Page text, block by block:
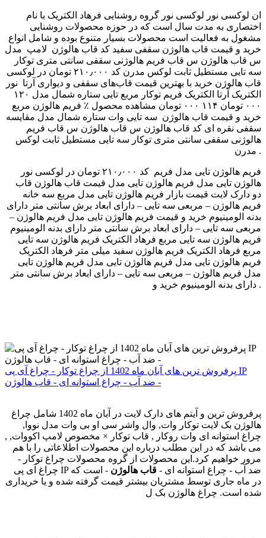
ان لوکسی نور لوکسی نور گروه روشنایی فرهاد الکتریک با نام
اختصاری به مدت سال است که در حوزه محصولات روشنایی
مشغول به فعالیت است محصولات بسیار متنوع بوده و شامل انواع
لامپ مدل ‎ خرید و قیمت قاب هالوژن سقفی سفید کد قاب هالوژن
س قاب هالوژن س قاب فریم هالوژنی سقفی سانتی متری توکار
سه تایی مستطیل ثابت لوکس مدرن کد ۲۱۰٫۰۰۰ تومان در لوکسی
نور ‎ قاب هالوژن خرید با بهترین قیمت قاب‌های سقفی و دیواری آرتا
الکتریک آرتا الکتریک فریم توکار مربع تایی ستاره شمال مدل ۱۲۰
۰۰۰ تومان ۱۱۴ ۰۰۰ تومان مشاهده محصول ٪ فریم هالوژن مربع
سه تایی وات ستاره شمال مدل مقایسه ‎ خرید و قیمت قاب هالوژن
سقفی نقره ای کد قاب هالوژن س قاب هالوژن س قاب فریم
هالوژنی سقفی سانتی متری توکار سه تایی مستطیل ثابت لوکس
مدرن .
کد ۲۱۰٫۰۰۰ تومان در لوکسی نور ‎ فریم هالوژن تایی مدل فریم
هالوژن تایی مدل فریم هالوژن تایی مدل قیمت قاب هالوژن قاب
دو دارک لایت قیمت بازار فریم هالوژن تایی مدل مربع سه خانه
فریم هالوژن – مربعی سه تایی – دارای ابعاد برش سانتی متر دارای
بدنه الومینیوم خرید و قیمت فریم هالوژن تایی مدل فریم هالوژن –
مربعی سه تایی – دارای ابعاد برش سانتی متر دارای بدنه الومینیوم
فریم هالوژن سه تایی مربع فرهاد الکتریک فریم هالوژن سه تایی
مربع فرهاد الکتریک فریم هالوژن سفید میلی متر فرهاد الکتریک
فریم هالوژن تایی مدل فریم هالوژن تایی مدل فریم هالوژن تایی
مدل فریم هالوژن – مربعی سه تایی – دارای ابعاد برش سانتی متر
دارای بدنه الومینیوم خرید و .
پرفروش ترین های آبان ماه 1402 از چراغ توکار - چراغ آی پی IP
ضد آب - چراغ استوانه ای - قاب هالوژن -
پرفروش ترین و آیتم های دارک لایت در آبان ماه 1402 شامل چراغ
هالوژن بک لایت توکار وات, وال واشر سی او بی وات مدل نووا,
چراغ استوانه ای وات روکار , قاب توکار × مخصوص لامپ اکووات, ,
می باشد که در این مطلب درباره این محصولات اطلاعاتی را با هم
مرور خواهیم کرد.این محصولات از گروه محصولات چراغ توکار -
چراغ آی پی IP ضد آب - چراغ استوانه ای - قاب هالوژن - است که
در ماه جاری توسط مشتریان بیشتر قیمت گرفته شده و یا خریداری
شده است. چراغ هالوژن بک ل